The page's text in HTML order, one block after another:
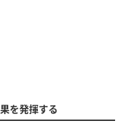
を発揮する